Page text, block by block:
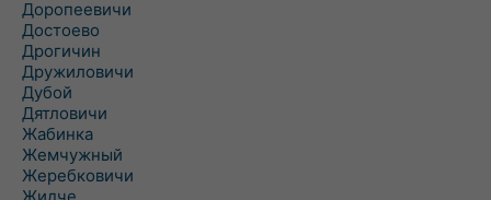
Доропеевичи
Достоево
Дрогичин
Дружиловичи
Дубой
Дятловичи
Жабинка
Жемчужный
Жеребковичи